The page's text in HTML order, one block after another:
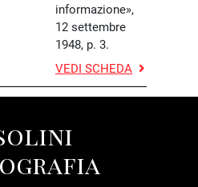
informazione»,
12 settembre
1948, p. 3.
VEDI SCHEDA